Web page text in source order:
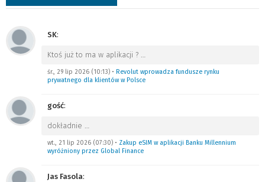
SK:
Ktoś już to ma w aplikacji ? …
śr., 29 lip 2026 (10:13) • Revolut wprowadza fundusze rynku
prywatnego dla klientów w Polsce
gość:
dokładnie …
wt., 21 lip 2026 (07:30) • Zakup eSIM w aplikacji Banku Millennium
wyróżniony przez Global Finance
Jas Fasola: